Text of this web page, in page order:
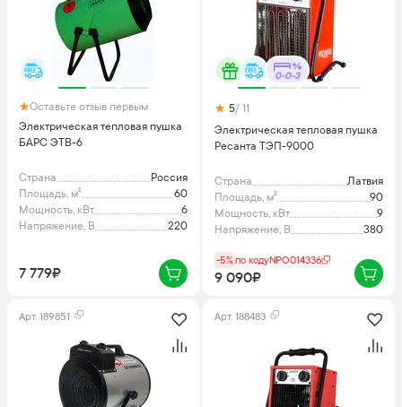
Оставьте отзыв первым
Электрическая тепловая пушка
БАРС ЭТВ-6
Страна
Россия
Площадь, м²
60
Мощность, кВт
6
Напряжение, В
220
7 779₽
0-0-3
5/ 11
Электрическая тепловая пушка
Ресанта ТЭП-9000
Страна
Латвия
Площадь, м²
90
Мощность, кВт
9
Напряжение, В
380
-5%по кодуNPO014336
9 090₽
Арт. 189851 Арт. 188483